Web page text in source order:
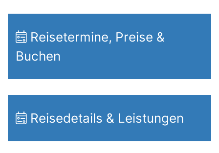
Reisetermine, Preise &
Buchen
Reisedetails & Leistungen